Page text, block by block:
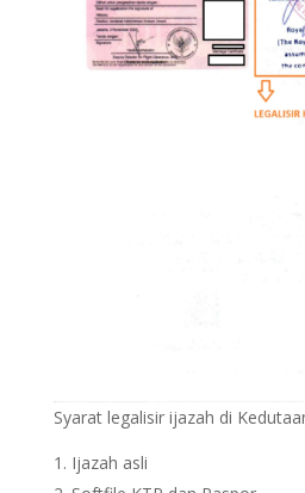
Syarat legalisir ijazah di
Ijazah asli